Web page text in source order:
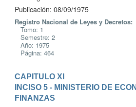
Publicación: 08/09/1975
Registro Nacional de Leyes y Decretos:
Tomo: 1
Semestre: 2
Año: 1975
Página: 464
CAPITULO XI
INCISO 5 - MINISTERIO DE
FINANZAS